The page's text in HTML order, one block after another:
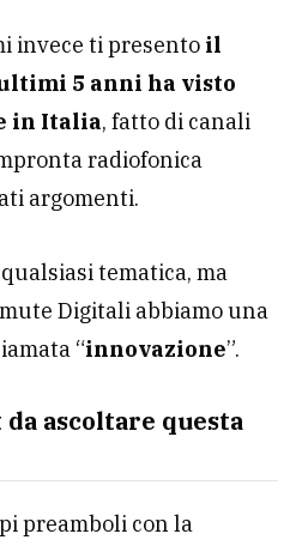
invece ti presento il
5 anni ha visto
in Italia, fatto di canali
radiofonica
argomenti.
tematica, ma
Digitali abbiamo una
“innovazione”.
ascoltare questa
preamboli con la